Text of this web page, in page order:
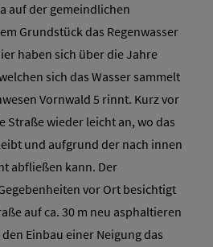
auf der gemeindlichen
Grundstück das Regenwasser
haben sich über die Jahre
sich das Wasser sammelt
Vornwald 5 rinnt. Kurz vor
Straße wieder leicht an, wo das
und aufgrund der nach innen
abfließen kann. Der
vor Ort besichtigt
auf ca. 30 m neu asphaltieren
Einbau einer Neigung das